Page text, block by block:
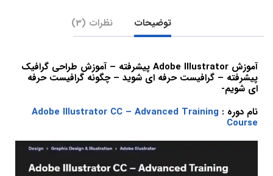
توضیحات نظرات (3)
آموزش Adobe Illustrator پیشرفته – آموزش طراحی گرافیک
پیشرفته – گرافیست حرفه ای شوید – چگونه گرافیست حرفه
ای شویم-
نام دوره : Adobe Illustrator CC – Advanced Training
Course